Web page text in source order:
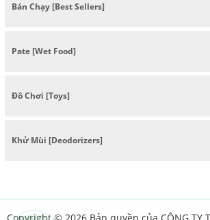
Bán Chạy [Best Sellers]
Pate [Wet Food]
Đồ Chơi [Toys]
Khử Mùi [Deodorizers]